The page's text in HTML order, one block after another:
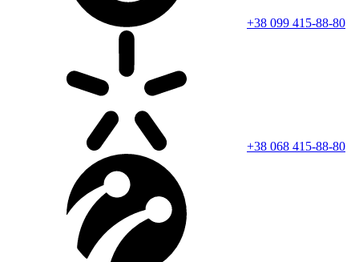
+38 099 415-88-80
+38 068 415-88-80